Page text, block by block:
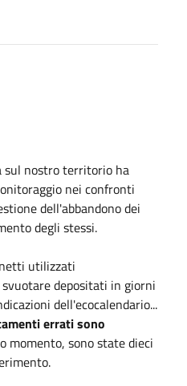
sul nostro territorio ha
nei confronti
dell'abbandono dei
degli stessi.
utilizzati
depositati in giorni
dell'ecocalendario...
errati sono
momento, sono state dieci